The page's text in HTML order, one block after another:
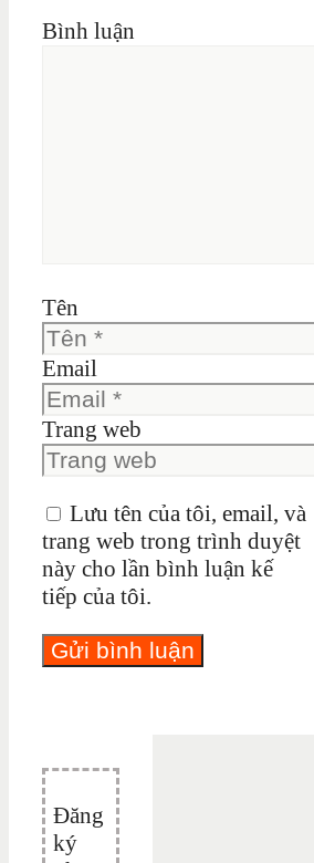
Bình luận
Tên
Email
Trang web
Lưu tên của tôi, email, và
trang web trong trình duyệt
này cho lần bình luận kế
tiếp của tôi.
Đăng
ký